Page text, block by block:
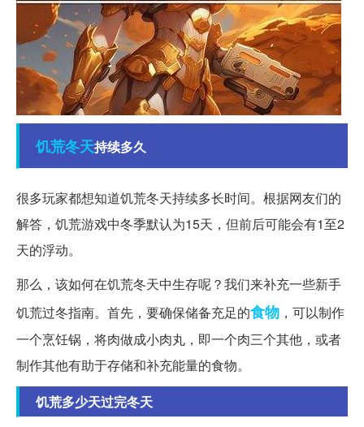
饥荒冬天持续多久
很多玩家都想知道饥荒冬天持续多长时间。根据网友们的
解答，饥荒游戏中冬季默认为15天，但前后可能会有1至2
天的浮动。
那么，该如何在饥荒冬天中生存呢？我们来补充一些新手
饥荒过冬指南。首先，要确保储备充足的食物 ，可以制作
一个烹饪锅，将肉做成小肉丸，即一个肉三个其他，或者
制作其他有助于存储和补充能量的食物。
饥荒多少天过完冬天